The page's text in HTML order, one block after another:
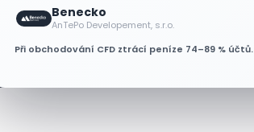
Benecko
AnTePo Developement, s.r.o.
Při obchodování CFD ztrácí peníze 74–89 % účtů.